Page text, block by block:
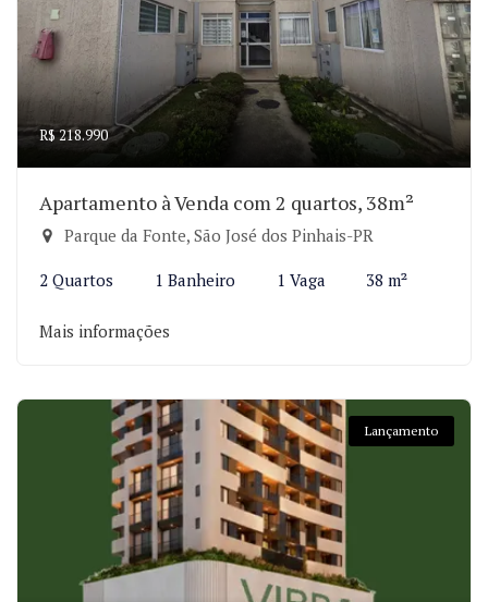
R$ 218.990
Apartamento à Venda com 2 quartos, 38m²
Parque da Fonte, São José dos Pinhais-PR
2 Quartos 1 Banheiro 1 Vaga 38 m²
Mais informações
Lançamento